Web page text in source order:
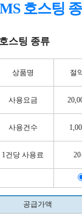
호스팅
호스팅 종류
상품명 절
사용요금
사용건수
1건당 사용료
공급가액